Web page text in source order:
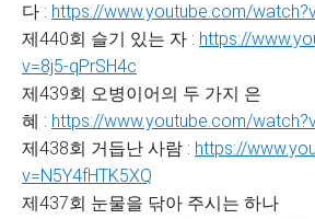
다 : https://www.youtube.com/
제440회 슬기 있는 자 : https://
v=8j5-qPrSH4c
제439회 오병이어의 두 가지 은
혜 : https://www.youtube.com/
제438회 거듭난 사람 : https://
v=N5Y4fHTK5XQ
제437회 눈물을 닦아 주시는 하나